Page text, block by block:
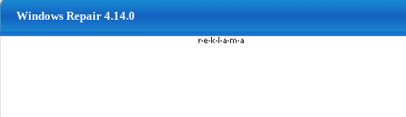
Windows Repair 4.14.0